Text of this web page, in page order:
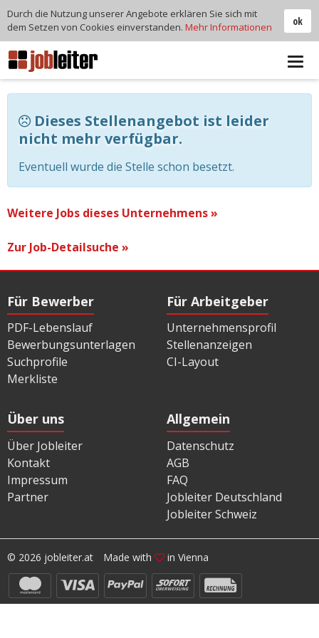
Dieses Stellenangebot ist leider
nicht mehr verfügbar.
Eventuell wurde die Stelle schon besetzt.
Weitere Jobs dieses Unternehmens »
Zur Job-Detailsuche »
Für Bewerber
PDF-Lebenslauf
Bewerbungsunterlagen
Suchprofile
Merkliste
Für Arbeitgeber
Unternehmensprofil
Stellenanzeigen
CI-Layout
Über uns
Über Jobleiter
Kontakt
Impressum
Partner
Allgemein
Datenschutz
AGB
FAQ
Jobleiter Deutschland
Jobleiter Schweiz
© 2026 jobleiter.at Made with in Vienna
ok
Durch die Nutzung unserer Angebote erklären Sie sich mit
dem Setzen von Cookies einverstanden. Mehr Informationen